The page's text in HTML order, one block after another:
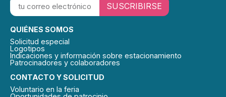
CONTACTO Y SOLICITUD
Voluntario en la feria
QUIÉNES SOMOS
Solicitud especial
Logotipos
Indicaciones y información sobre estacionamiento
Patrocinadores y colaboradores
SUSCRIBIRSE